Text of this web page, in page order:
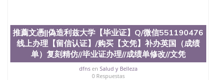
证551190476留学生在哪里可以买假毕业证
551190476哪里可以办理加拿大毕业证551190476申
请学校办理假的毕业证成绩单可以吗551190476哪里
可以办理水印成绩单551190476哪里可以修改成绩单
GPA分数551190476假毕业证能查出来吗551190476
假文凭网上能查到吗551190476 如何拿到国外毕业证
推薦文憑||偽造利兹大学【毕业证】Q/微信551190476
线上办理【留信认证】/购买【文凭】补办英国（成绩
单）复刻精仿//毕业证办理//成绩单修改//文凭
dfnsen Salud y Belleza
0 Respuestas